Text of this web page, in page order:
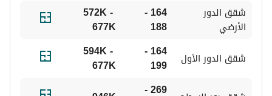
الأرضي 188
572K -
677K
شقق الدور الأول
199
594K -
677K